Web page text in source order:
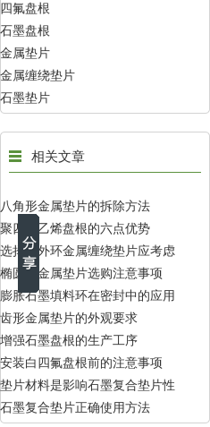
四氟盘根
石墨盘根
金属垫片
金属缠绕垫片
石墨垫片
相关文章
八角形金属垫片的拆除方法
聚四氟乙烯盘根的六点优势
选择内外环金属缠绕垫片应考虑
的因素
椭圆形金属垫片选购注意事项
膨胀石墨填料环在密封中的应用
齿形金属垫片的外观要求
增强石墨盘根的生产工序
安装白四氟盘根前的注意事项
垫片材料是影响石墨复合垫片性
能的主要因素
石墨复合垫片正确使用方法